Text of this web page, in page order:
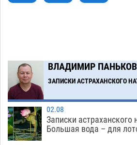
19:36
Завтра астраханская жара
к 40-градусному пределу
ВЛАДИМИР ПАНЬКОВ
ЗАПИСКИ АСТРАХАНСКОГО
02.08
Записки астраханского
Большая вода – для